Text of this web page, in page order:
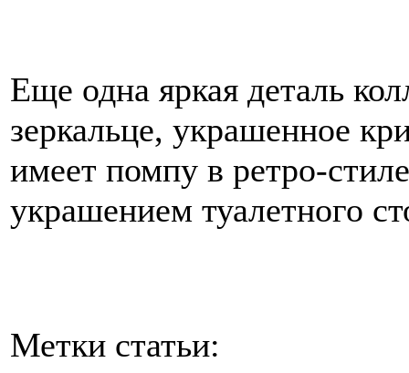
Еще одна яркая деталь
зеркальце, украшенное
имеет помпу в ретро-
украшением туалетного
Метки статьи: